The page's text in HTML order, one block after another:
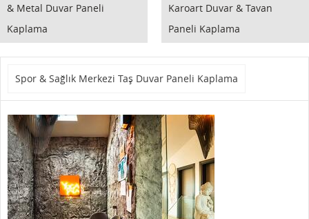
& Metal Duvar Paneli
Kaplama
Karoart Duvar & Tavan
Paneli Kaplama
Spor & Sağlık Merkezi Taş Duvar Paneli Kaplama